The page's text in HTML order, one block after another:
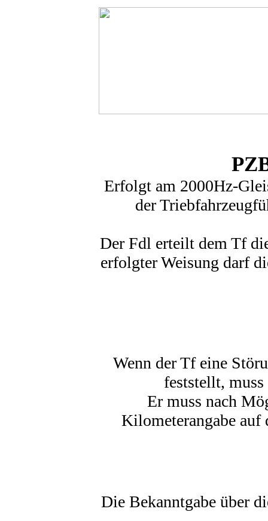
Erfolgt am 2000Hz-
der
Der Fdl erteilt dem Tf
erfolgter Weisung darf
Wenn der Tf eine
feststellt,
Er muss nach
Kilometerangabe auf
Die Bekanntgabe über